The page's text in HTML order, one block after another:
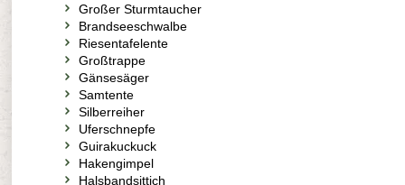
Großer Sturmtaucher
Brandseeschwalbe
Riesentafelente
Großtrappe
Gänsesäger
Samtente
Silberreiher
Uferschnepfe
Guirakuckuck
Hakengimpel
Halsbandsittich